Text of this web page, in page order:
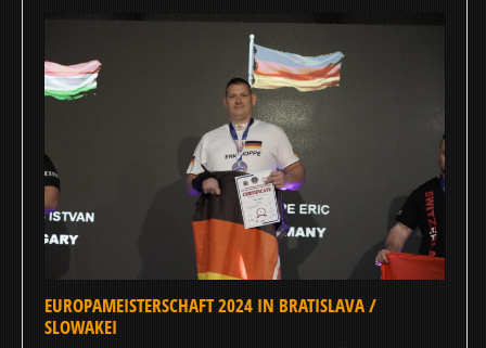
EUROPAMEISTERSCHAFT 2024 IN BRATISLAVA /
SLOWAKEI